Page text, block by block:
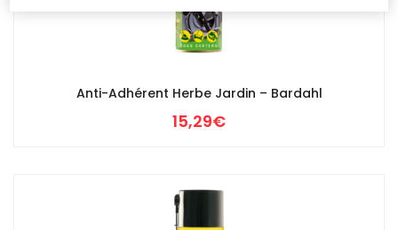
Anti-Adhérent Herbe Jardin – Bardahl
15,29€